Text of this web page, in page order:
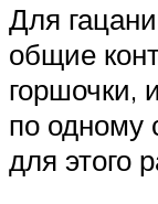
Для
общие
горшочки,
по одному
для этого